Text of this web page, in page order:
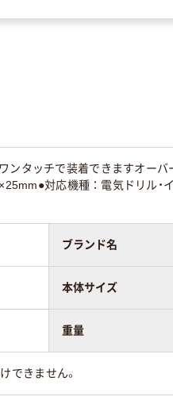
ンタッチで装着できますオー
対応機種：電気ドリル
ブランド名
本体サイズ
重量
できません。